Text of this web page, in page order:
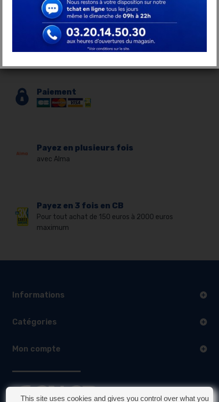
Garantie
2 à 5 ans
Paiement
Payez en plusieurs fois
avec Alma
Payez en 3 fois en CB
Pour tout achat de 150 euros à 2000 euros
maximum
Informations
Catégories
Mon compte
This site uses cookies and gives you control over what you